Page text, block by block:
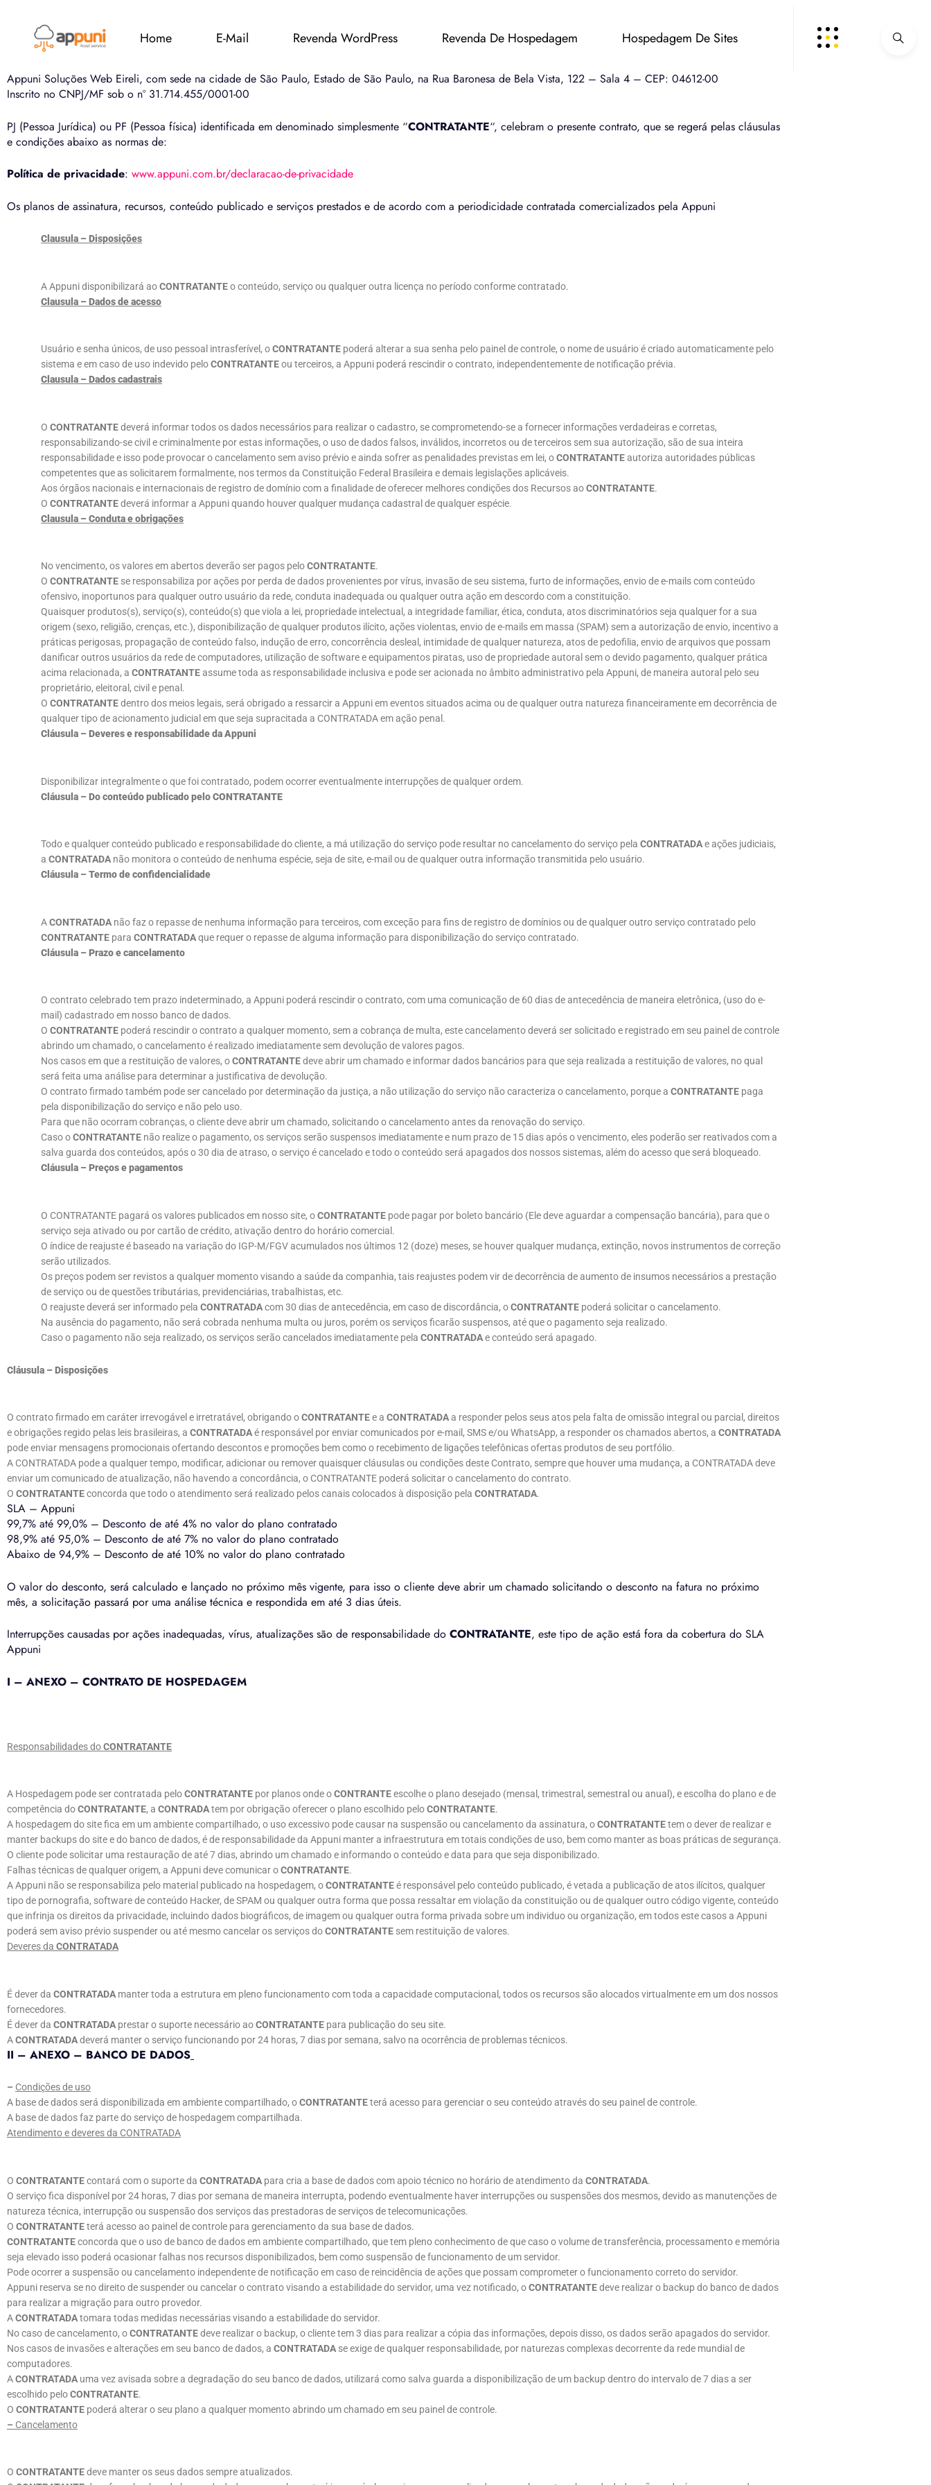
Home E-Mail Revenda WordPress Revenda De Hospedagem Hospedagem De Sites
Termos e condições de uso
Appuni Soluções Web Eireli, com sede na cidade de São Paulo, Estado de São Paulo, na Rua Baronesa de Bela Vista, 122 – Sala 4 – CEP: 04612-00
Inscrito no CNPJ/MF sob o nº 31.714.455/0001-00
PJ (Pessoa Jurídica) ou PF (Pessoa física) identificada em denominado simplesmente “CONTRATANTE“, celebram o presente contrato, que se regerá pelas cláusulas
e condições abaixo as normas de:
Política de privacidade: www.appuni.com.br/declaracao-de-privacidade
Os planos de assinatura, recursos, conteúdo publicado e serviços prestados e de acordo com a periodicidade contratada comercializados pela Appuni
Clausula – Disposições
A Appuni disponibilizará aoCONTRATANTEo conteúdo, serviço ou qualquer outra licença no período conforme contratado.
Clausula – Dados de acesso
Usuário e senha únicos, de uso pessoal intrasferível, oCONTRATANTE poderá alterar a sua senha pelo painel de controle, o nome de usuário é criado automaticamente pelo
sistema e em caso de uso indevido peloCONTRATANTEou terceiros, a Appuni poderá rescindir o contrato, independentemente de notificação prévia.
Clausula – Dados cadastrais
OCONTRATANTEdeverá informar todos os dados necessários para realizar o cadastro, se comprometendo-se a fornecer informações verdadeiras e corretas,
responsabilizando-se civil e criminalmente por estas informações, o uso de dados falsos, inválidos, incorretos ou de terceiros sem sua autorização, são de sua inteira
responsabilidade e isso pode provocar o cancelamento sem aviso prévio e ainda sofrer as penalidades previstas em lei, oCONTRATANTEautoriza autoridades públicas
competentes que as solicitarem formalmente, nos termos da Constituição Federal Brasileira e demais legislações aplicáveis.
Aos órgãos nacionais e internacionais de registro de domínio com a finalidade de oferecer melhores condições dos Recursos aoCONTRATANTE.
OCONTRATANTEdeverá informar a Appuni quando houver qualquer mudança cadastral de qualquer espécie.
Clausula – Conduta e obrigações
No vencimento, os valores em abertos deverão ser pagos peloCONTRATANTE.
OCONTRATANTE se responsabiliza por ações por perda de dados provenientes por vírus, invasão de seu sistema, furto de informações, envio de e-mails com conteúdo
ofensivo, inoportunos para qualquer outro usuário da rede, conduta inadequada ou qualquer outra ação em descordo com a constituição.
Quaisquer produtos(s), serviço(s), conteúdo(s) que viola a lei, propriedade intelectual, a integridade familiar, ética, conduta, atos discriminatórios seja qualquer for a sua
origem (sexo, religião, crenças, etc.), disponibilização de qualquer produtos ilícito, ações violentas, envio de e-mails em massa (SPAM) sem a autorização de envio, incentivo a
práticas perigosas, propagação de conteúdo falso, indução de erro, concorrência desleal, intimidade de qualquer natureza, atos de pedofilia, envio de arquivos que possam
danificar outros usuários da rede de computadores, utilização de software e equipamentos piratas, uso de propriedade autoral sem o devido pagamento, qualquer prática
acima relacionada, aCONTRATANTEassume toda as responsabilidade inclusiva e pode ser acionada no âmbito administrativo pela Appuni, de maneira autoral pelo seu
proprietário, eleitoral, civil e penal.
OCONTRATANTEdentro dos meios legais, será obrigado a ressarcir a Appuni em eventos situados acima ou de qualquer outra natureza financeiramente em decorrência de
qualquer tipo de acionamento judicial em que seja supracitada a CONTRATADA em ação penal.
Cláusula – Deveres e responsabilidade da Appuni
Disponibilizar integralmente o que foi contratado, podem ocorrer eventualmente interrupções de qualquer ordem.
Cláusula – Do conteúdo publicado pelo CONTRATANTE
Todo e qualquer conteúdo publicado e responsabilidade do cliente, a má utilização do serviço pode resultar no cancelamento do serviço pelaCONTRATADAe ações judiciais,
aCONTRATADAnão monitora o conteúdo de nenhuma espécie, seja de site, e-mail ou de qualquer outra informação transmitida pelo usuário.
Cláusula – Termo de confidencialidade
ACONTRATADA não faz o repasse de nenhuma informação para terceiros, com exceção para fins de registro de domínios ou de qualquer outro serviço contratado pelo
CONTRATANTE paraCONTRATADAque requer o repasse de alguma informação para disponibilização do serviço contratado.
Cláusula – Prazo e cancelamento
O contrato celebrado tem prazo indeterminado, a Appuni poderá rescindir o contrato, com uma comunicação de 60 dias de antecedência de maneira eletrônica, (uso do e-
mail) cadastrado em nosso banco de dados.
OCONTRATANTE poderá rescindir o contrato a qualquer momento, sem a cobrança de multa, este cancelamento deverá ser solicitado e registrado em seu painel de controle
abrindo um chamado, o cancelamento é realizado imediatamente sem devolução de valores pagos.
Nos casos em que a restituição de valores, oCONTRATANTEdeve abrir um chamado e informar dados bancários para que seja realizada a restituição de valores, no qual
será feita uma análise para determinar a justificativa de devolução.
O contrato firmado também pode ser cancelado por determinação da justiça, a não utilização do serviço não caracteriza o cancelamento, porque aCONTRATANTE paga
pela disponibilização do serviço e não pelo uso.
Para que não ocorram cobranças, o cliente deve abrir um chamado, solicitando o cancelamento antes da renovação do serviço.
Caso oCONTRATANTE não realize o pagamento, os serviços serão suspensos imediatamente e num prazo de 15 dias após o vencimento, eles poderão ser reativados com a
salva guarda dos conteúdos, após o 30 dia de atraso, o serviço é cancelado e todo o conteúdo será apagados dos nossos sistemas, além do acesso que será bloqueado.
Cláusula – Preços e pagamentos
O CONTRATANTE pagará os valores publicados em nosso site, oCONTRATANTE pode pagar por boleto bancário (Ele deve aguardar a compensação bancária), para que o
serviço seja ativado ou por cartão de crédito, ativação dentro do horário comercial.
O índice de reajuste é baseado na variação do IGP-M/FGV acumulados nos últimos 12 (doze) meses, se houver qualquer mudança, extinção, novos instrumentos de correção
serão utilizados.
Os preços podem ser revistos a qualquer momento visando a saúde da companhia, tais reajustes podem vir de decorrência de aumento de insumos necessários a prestação
de serviço ou de questões tributárias, previdenciárias, trabalhistas, etc.
O reajuste deverá ser informado pelaCONTRATADAcom 30 dias de antecedência, em caso de discordância, oCONTRATANTE poderá solicitar o cancelamento.
Na ausência do pagamento, não será cobrada nenhuma multa ou juros, porém os serviços ficarão suspensos, até que o pagamento seja realizado.
Caso o pagamento não seja realizado, os serviços serão cancelados imediatamente pelaCONTRATADAe conteúdo será apagado.
Cláusula – Disposições
O contrato firmado em caráter irrevogável e irretratável, obrigando oCONTRATANTEe a CONTRATADAa responder pelos seus atos pela falta de omissão integral ou parcial, direitos
e obrigações regido pelas leis brasileiras, a CONTRATADAé responsável por enviar comunicados por e-mail, SMS e/ou WhatsApp, a responder os chamados abertos, a CONTRATADA
pode enviar mensagens promocionais ofertando descontos e promoções bem como o recebimento de ligações telefônicas ofertas produtos de seu portfólio.
A CONTRATADA pode a qualquer tempo, modificar, adicionar ou remover quaisquer cláusulas ou condições deste Contrato, sempre que houver uma mudança, a CONTRATADA deve
enviar um comunicado de atualização, não havendo a concordância, o CONTRATANTE poderá solicitar o cancelamento do contrato.
O CONTRATANTEconcorda que todo o atendimento será realizado pelos canais colocados à disposição pela CONTRATADA.
SLA – Appuni
99,7% até 99,0% – Desconto de até 4% no valor do plano contratado
98,9% até 95,0% – Desconto de até 7% no valor do plano contratado
Abaixo de 94,9% – Desconto de até 10% no valor do plano contratado
O valor do desconto, será calculado e lançado no próximo mês vigente, para isso o cliente deve abrir um chamado solicitando o desconto na fatura no próximo
mês, a solicitação passará por uma análise técnica e respondida em até 3 dias úteis.
Interrupções causadas por ações inadequadas, vírus, atualizações são de responsabilidade do CONTRATANTE, este tipo de ação está fora da cobertura do SLA
Appuni
I – ANEXO – CONTRATO DE HOSPEDAGEM
Responsabilidades doCONTRATANTE
A Hospedagem pode ser contratada peloCONTRATANTE por planos onde oCONTRANTEescolhe o plano desejado (mensal, trimestral, semestral ou anual), e escolha do plano e de
competência doCONTRATANTE, a CONTRADAtem por obrigação oferecer o plano escolhido peloCONTRATANTE.
A hospedagem do site fica em um ambiente compartilhado, o uso excessivo pode causar na suspensão ou cancelamento da assinatura, oCONTRATANTEtem o dever de realizar e
manter backups do site e do banco de dados, é de responsabilidade da Appuni manter a infraestrutura em totais condições de uso, bem como manter as boas práticas de segurança.
O cliente pode solicitar uma restauração de até 7 dias, abrindo um chamado e informando o conteúdo e data para que seja disponibilizado.
Falhas técnicas de qualquer origem, a Appuni deve comunicar oCONTRATANTE.
A Appuni não se responsabiliza pelo material publicado na hospedagem, oCONTRATANTEé responsável pelo conteúdo publicado, é vetada a publicação de atos ilícitos, qualquer
tipo de pornografia, software de conteúdo Hacker, de SPAM ou qualquer outra forma que possa ressaltar em violação da constituição ou de qualquer outro código vigente, conteúdo
que infrinja os direitos da privacidade, incluindo dados biográficos, de imagem ou qualquer outra forma privada sobre um individuo ou organização, em todos este casos a Appuni
poderá sem aviso prévio suspender ou até mesmo cancelar os serviços doCONTRATANTE sem restituição de valores.
Deveres da CONTRATADA
É dever da CONTRATADA manter toda a estrutura em pleno funcionamento com toda a capacidade computacional, todos os recursos são alocados virtualmente em um dos nossos
fornecedores.
É dever da CONTRATADA prestar o suporte necessário aoCONTRATANTE para publicação do seu site.
ACONTRATADAdeverá manter o serviço funcionando por 24 horas, 7 dias por semana, salvo na ocorrência de problemas técnicos.
II – ANEXO – BANCO DE DADOS
– Condições de uso
A base de dados será disponibilizada em ambiente compartilhado, oCONTRATANTEterá acesso para gerenciar o seu conteúdo através do seu painel de controle.
A base de dados faz parte do serviço de hospedagem compartilhada.
Atendimento e deveres da CONTRATADA
O CONTRATANTEcontará com o suporte da CONTRATADA para cria a base de dados com apoio técnico no horário de atendimento da CONTRATADA.
O serviço fica disponível por 24 horas, 7 dias por semana de maneira interrupta, podendo eventualmente haver interrupções ou suspensões dos mesmos, devido as manutenções de
natureza técnica, interrupção ou suspensão dos serviços das prestadoras de serviços de telecomunicações.
O CONTRATANTEterá acesso ao painel de controle para gerenciamento da sua base de dados.
CONTRATANTEconcorda que o uso de banco de dados em ambiente compartilhado, que tem pleno conhecimento de que caso o volume de transferência, processamento e memória
seja elevado isso poderá ocasionar falhas nos recursos disponibilizados, bem como suspensão de funcionamento de um servidor.
Pode ocorrer a suspensão ou cancelamento independente de notificação em caso de reincidência de ações que possam comprometer o funcionamento correto do servidor.
Appuni reserva se no direito de suspender ou cancelar o contrato visando a estabilidade do servidor, uma vez notificado, oCONTRATANTEdeve realizar o backup do banco de dados
para realizar a migração para outro provedor.
ACONTRATADAtomara todas medidas necessárias visando a estabilidade do servidor.
No caso de cancelamento, oCONTRATANTEdeve realizar o backup, o cliente tem 3 dias para realizar a cópia das informações, depois disso, os dados serão apagados do servidor.
Nos casos de invasões e alterações em seu banco de dados, a CONTRATADA se exige de qualquer responsabilidade, por naturezas complexas decorrente da rede mundial de
computadores.
ACONTRATADA uma vez avisada sobre a degradação do seu banco de dados, utilizará como salva guarda a disponibilização de um backup dentro do intervalo de 7 dias a ser
escolhido peloCONTRATANTE.
O CONTRATANTE poderá alterar o seu plano a qualquer momento abrindo um chamado em seu painel de controle.
– Cancelamento
O CONTRATANTEdeve manter os seus dados sempre atualizados.